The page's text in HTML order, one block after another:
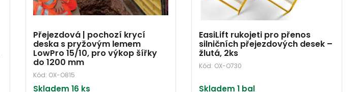
Přejezdová | pochozí krycí
deska s pryžovým lemem
LowPro 15/10, pro výkop šířky
do 1200 mm
Kód: OX-O815
Skladem 16 ks
EasiLift rukojeti pro přenos
silničních přejezdových desek –
žlutá, 2ks
Kód: OX-O730
Skladem 1 bal